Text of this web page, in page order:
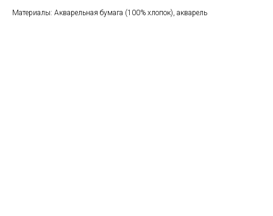
Материалы: Акварельная бумага (100% хлопок), акварель